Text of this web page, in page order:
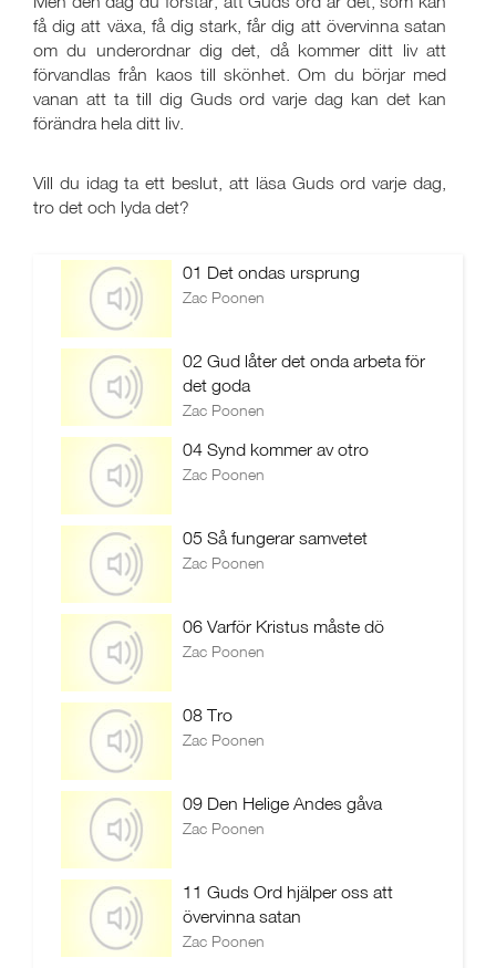
få dig att växa, få dig stark, får dig att övervinna satan
om du underordnar dig det, då kommer ditt liv att
förvandlas från kaos till skönhet. Om du börjar med
vanan att ta till dig Guds ord varje dag kan det kan
förändra hela ditt liv.
Vill du idag ta ett beslut, att läsa Guds ord varje dag,
tro det och lyda det?
01 Det ondas ursprung
Zac Poonen
02 Gud låter det onda arbeta för
det goda
Zac Poonen
04 Synd kommer av otro
Zac Poonen
05 Så fungerar samvetet
Zac Poonen
06 Varför Kristus måste dö
Zac Poonen
08 Tro
Zac Poonen
09 Den Helige Andes gåva
Zac Poonen
11 Guds Ord hjälper oss att
övervinna satan
Zac Poonen